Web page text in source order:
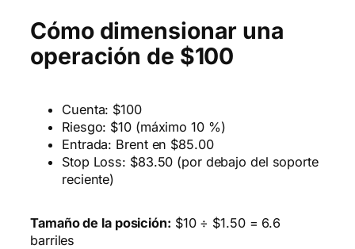
Cómo dimensionar una
operación de $100
Cuenta: $100
Riesgo: $10 (máximo 10 %)
Entrada: Brent en $85.00
Stop Loss: $83.50 (por debajo del soporte
reciente)
Tamaño de la posición: $10 ÷ $1.50 = 6.6
barriles